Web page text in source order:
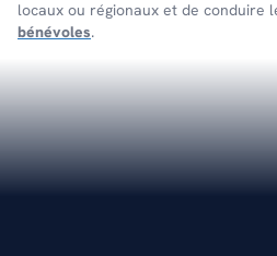
locaux ou régionaux et de conduire
bénévoles.